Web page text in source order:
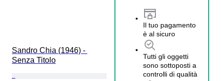
Il tuo pagamento
è al sicuro
Tutti gli oggetti
sono sottoposti a
controlli di qualità
Sandro Chia (1946) -
Senza Titolo